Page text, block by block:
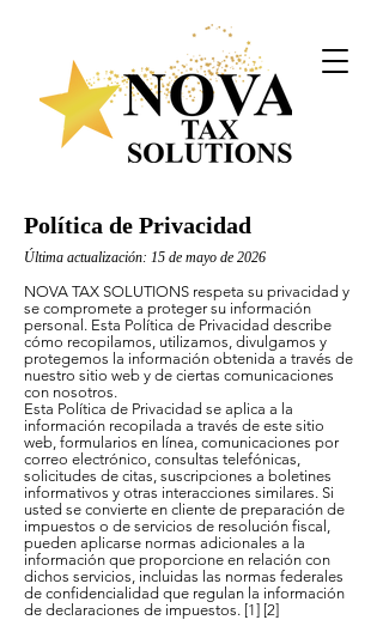
Política de Privacidad
Última actualización: 15 de mayo de 2026
NOVA TAX SOLUTIONS respeta su privacidad y
se compromete a proteger su información
personal. Esta Política de Privacidad describe
cómo recopilamos, utilizamos, divulgamos y
protegemos la información obtenida a través de
nuestro sitio web y de ciertas comunicaciones
con nosotros.
Esta Política de Privacidad se aplica a la
información recopilada a través de este sitio
web, formularios en línea, comunicaciones por
correo electrónico, consultas telefónicas,
solicitudes de citas, suscripciones a boletines
informativos y otras interacciones similares. Si
usted se convierte en cliente de preparación de
impuestos o de servicios de resolución fiscal,
pueden aplicarse normas adicionales a la
información que proporcione en relación con
dichos servicios, incluidas las normas federales
de confidencialidad que regulan la información
de declaraciones de impuestos. [1] [2]